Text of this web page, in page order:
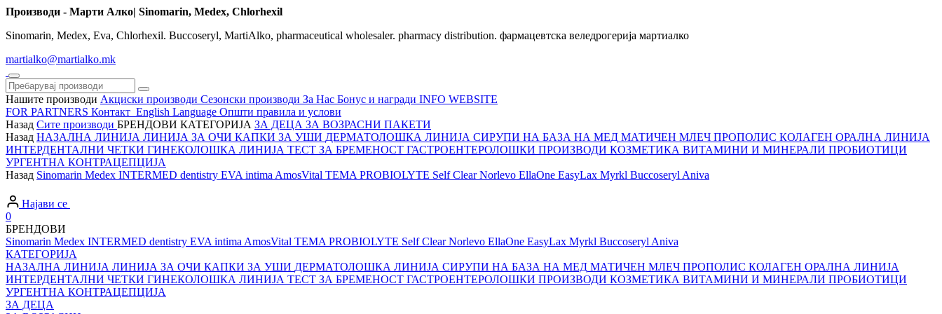
Производи - Марти Алко| Sinomarin, Medex, Chlorhexil
Sinomarin, Medex, Eva, Chlorhexil. Buccoseryl, MartiAlko, pharmaceutical wholesaler. pharmacy distribution. фармацевтска веледрогерија мартиалко
martialko@martialko.mk
Нашите производи Акциски производи Сезонски производи За Нас Бонус и награди INFO WEBSITE
FOR PARTNERS Контакт English Language Општи правила и услови
Назад Сите производи БРЕНДОВИ КАТЕГОРИЈА ЗА ДЕЦА ЗА ВОЗРАСНИ ПАКЕТИ
Назад НАЗАЛНА ЛИНИЈА ЛИНИЈА ЗА ОЧИ КАПКИ ЗА УШИ ДЕРМАТОЛОШКА ЛИНИЈА СИРУПИ НА БАЗА НА МЕД МАТИЧЕН МЛЕЧ ПРОПОЛИС КОЛАГЕН ОРАЛНА ЛИНИЈА
ИНТЕРДЕНТАЛНИ ЧЕТКИ ГИНЕКОЛОШКА ЛИНИЈА ТЕСТ ЗА БРЕМЕНОСТ ГАСТРОЕНТЕРОЛОШКИ ПРОИЗВОДИ КОЗМЕТИКА ВИТАМИНИ И МИНЕРАЛИ ПРОБИОТИЦИ
УРГЕНТНА КОНТРАЦЕПЦИЈА
Назад Sinomarin Medex INTERMED dentistry EVA intima AmosVital TEMA PROBIOLYTE Self Clear Norlevo EllaOne EasyLax Myrkl Buccoseryl Aniva
Најави се
0
БРЕНДОВИ
Sinomarin Medex INTERMED dentistry EVA intima AmosVital TEMA PROBIOLYTE Self Clear Norlevo EllaOne EasyLax Myrkl Buccoseryl Aniva
КАТЕГОРИЈА
НАЗАЛНА ЛИНИЈА ЛИНИЈА ЗА ОЧИ КАПКИ ЗА УШИ ДЕРМАТОЛОШКА ЛИНИЈА СИРУПИ НА БАЗА НА МЕД МАТИЧЕН МЛЕЧ ПРОПОЛИС КОЛАГЕН ОРАЛНА ЛИНИЈА
ИНТЕРДЕНТАЛНИ ЧЕТКИ ГИНЕКОЛОШКА ЛИНИЈА ТЕСТ ЗА БРЕМЕНОСТ ГАСТРОЕНТЕРОЛОШКИ ПРОИЗВОДИ КОЗМЕТИКА ВИТАМИНИ И МИНЕРАЛИ ПРОБИОТИЦИ
УРГЕНТНА КОНТРАЦЕПЦИЈА
ЗА ДЕЦА